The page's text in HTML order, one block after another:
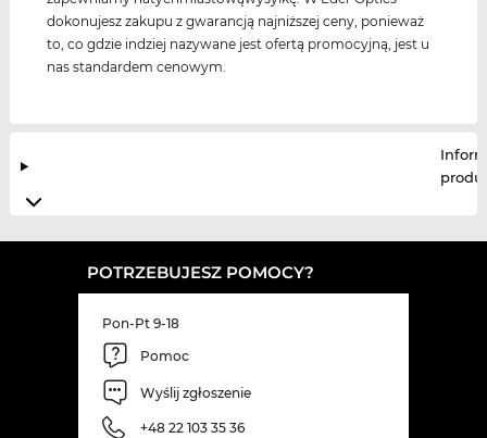
dokonujesz zakupu z gwarancją najniższej ceny, ponieważ
to, co gdzie indziej nazywane jest ofertą promocyjną, jest u
nas standardem cenowym.
POTRZEBUJESZ POMOCY?
Pon-Pt 9-18
Pomoc
Wyślij zgłoszenie
+48 22 103 35 36